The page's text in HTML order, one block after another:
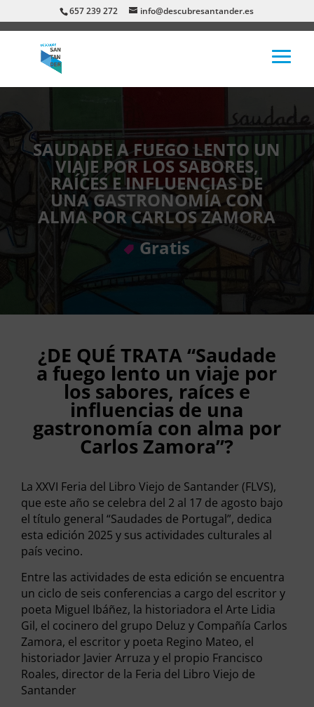
657 239 272 info@descubresantander.es
SAUDADE A FUEGO LENTO UN
VIAJE POR LOS SABORES,
RAÍCES E INFLUENCIAS DE
UNA GASTRONOMÍA CON
ALMA POR CARLOS ZAMORA
Gratis
¿DE QUÉ TRATA “Saudade
a fuego lento un viaje por
los sabores, raíces e
influencias de una
gastronomía con alma por
Carlos Zamora”?
La XXVI Feria del Libro Viejo de Santander (FLVS),
que este año se celebra del 2 al 17 de agosto bajo
el título general “Saudades de Portugal”, dedica
esta edición 2025 y sus actividades culturales al
país vecino.
Entre las actividades de esta edición se encuentra
un ciclo de seis conferencias a cargo del escritor y
poeta Miguel Ibáñez, la historiadora el Arte Lidia
Gil, el cocinero del grupo Deluz y Compañía Carlos
Zamora, el escritor y poeta Regino Mateo, el
historiador Javier Arruza y el propio Francisco
Roales, director de la Feria del Libro Viejo de
Santander